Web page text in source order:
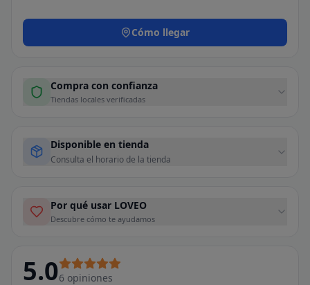
Cómo llegar
Compra con confianza
Tiendas locales verificadas
Disponible en tienda
Consulta el horario de la tienda
Por qué usar LOVEO
Descubre cómo te ayudamos
5.06 opiniones